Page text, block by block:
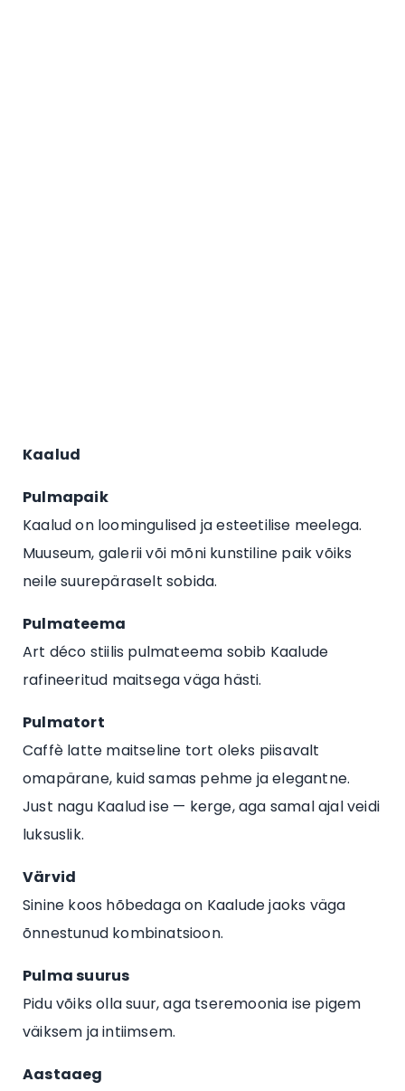
Kaalud
Pulmapaik
Kaalud on loomingulised ja esteetilise meelega.
Muuseum, galerii või mõni kunstiline paik võiks
neile suurepäraselt sobida.
Pulmateema
Art déco stiilis pulmateema sobib Kaalude
rafineeritud maitsega väga hästi.
Pulmatort
Caffè latte maitseline tort oleks piisavalt
omapärane, kuid samas pehme ja elegantne.
Just nagu Kaalud ise — kerge, aga samal ajal veidi
luksuslik.
Värvid
Sinine koos hõbedaga on Kaalude jaoks väga
õnnestunud kombinatsioon.
Pulma suurus
Pidu võiks olla suur, aga tseremoonia ise pigem
väiksem ja intiimsem.
Aastaaeg